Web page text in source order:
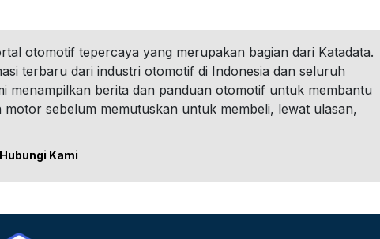
otomotif tepercaya yang merupakan bagian dari Katadata.
terbaru dari industri otomotif di Indonesia dan seluruh
menampilkan berita dan panduan otomotif untuk membantu
motor sebelum memutuskan untuk membeli, lewat ulasan,
Hubungi Kami